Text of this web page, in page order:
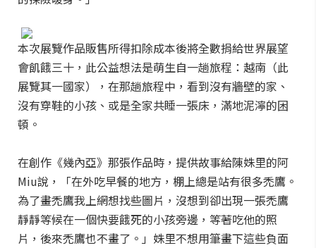
本次展覽作品販售所得扣除成本後將全數捐給世界展望
會飢餓三十，此公益想法是萌生自一趟旅程：越南（此
展覽其一國家），在那趟旅程中，看到沒有牆壁的家、
沒有穿鞋的小孩、或是全家共睡一張床，滿地泥濘的困
頓。
在創作《幾內亞》那張作品時，提供故事給陳姝里的阿
Miu說，「在外吃早餐的地方，棚上總是站有很多禿鷹。
為了畫禿鷹我上網想找些圖片，沒想到卻出現一張禿鷹
靜靜等候在一個快要餓死的小孩旁邊，等著吃他的照
片，後來禿鷹也不畫了。」姝里不想用筆畫下這些負面